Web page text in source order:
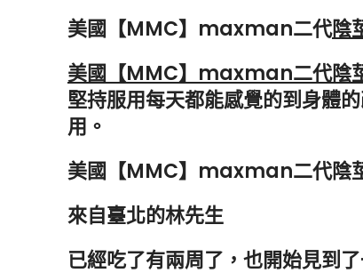
美國【MMC】maxman二代陰
美國【MMC】maxman二代陰
堅持服用每天都能感覺的到身體
用。
美國【MMC】maxman二代陰
來自臺北的林先生
已經吃了有兩周了，也開始見到